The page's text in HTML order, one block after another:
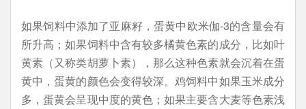
如果饲料中添加了亚麻籽，蛋黄中欧米伽-3的含量会有
所升高；如果饲料中含有较多橘黄色素的成分，比如叶
黄素（又称类胡萝卜素），那么这种色素就会沉着在蛋
黄中，蛋黄的颜色会变得较深。鸡饲料中如果玉米成分
多，蛋黄会呈现中度的黄色；如果主要含大麦等色素浅